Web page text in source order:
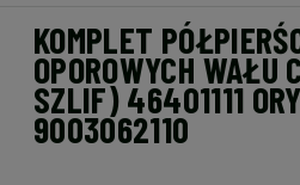
KOMPLET
OPOROWYCH
SZLIF) 46401111
9003062110